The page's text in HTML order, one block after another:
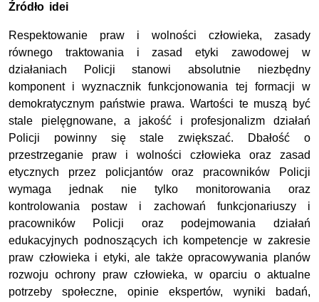
Źródło idei
Respektowanie praw i wolności człowieka, zasady
równego traktowania i zasad etyki zawodowej w
działaniach Policji stanowi absolutnie niezbędny
komponent i wyznacznik funkcjonowania tej formacji w
demokratycznym państwie prawa. Wartości te muszą być
stale pielęgnowane, a jakość i profesjonalizm działań
Policji powinny się stale zwiększać. Dbałość o
przestrzeganie praw i wolności człowieka oraz zasad
etycznych przez policjantów oraz pracowników Policji
wymaga jednak nie tylko monitorowania oraz
kontrolowania postaw i zachowań funkcjonariuszy i
pracowników Policji oraz podejmowania działań
edukacyjnych podnoszących ich kompetencje w zakresie
praw człowieka i etyki, ale także opracowywania planów
rozwoju ochrony praw człowieka, w oparciu o aktualne
potrzeby społeczne, opinie ekspertów, wyniki badań,